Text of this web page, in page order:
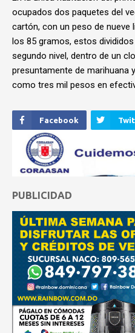
ocupados dos paquetes del
cartón, con un peso de nueve
los 85 gramos, estos
segundo nivel, dentro de un
presuntamente de marihuana
como tres mil pesos en
Facebook
PUBLICIDAD